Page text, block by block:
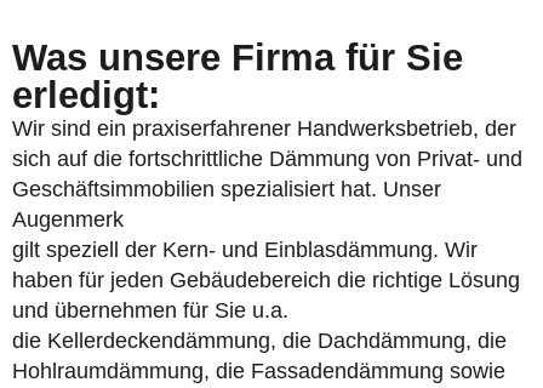
Was unsere Firma für Sie
erledigt:
Wir sind ein praxiserfahrener Handwerksbetrieb, der
sich auf die fortschrittliche Dämmung von Privat- und
Geschäftsimmobilien spezialisiert hat. Unser
Augenmerk
gilt speziell der Kern- und Einblasdämmung. Wir
haben für jeden Gebäudebereich die richtige Lösung
und übernehmen für Sie u.a.
die Kellerdeckendämmung, die Dachdämmung, die
Hohlraumdämmung, die Fassadendämmung sowie